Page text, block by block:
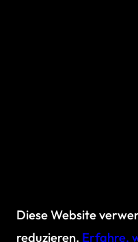
Diese Website
reduzieren. Erfahre,